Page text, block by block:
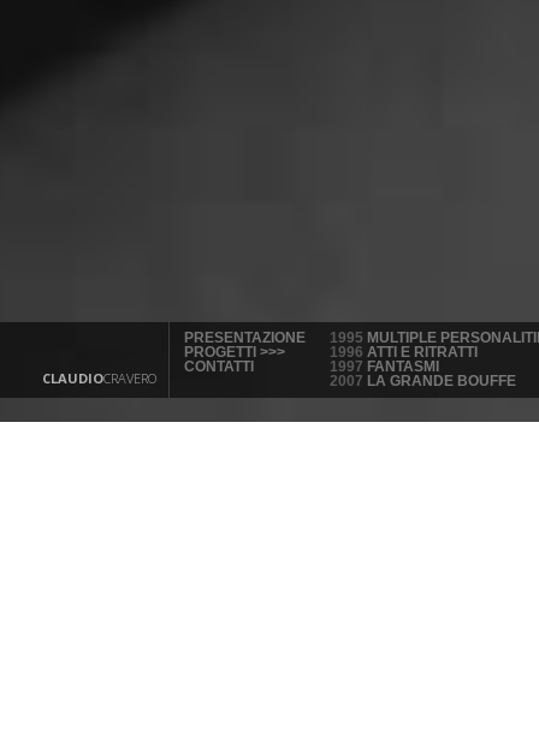
CLAUDIOCRAVERO
PRESENTAZIONE
PROGETTI >>>
CONTATTI
1995 MULTIPLE
1996 ATTI E RITRATTI
1997 FANTASMI
2007 LA GRANDE BOUFFE